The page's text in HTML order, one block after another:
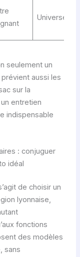
Universel
seulement un
aussi les
sur la
entretien
indispensable
: conjuguer
idéal
de choisir un
lyonnaise,
fonctions
des modèles
sans